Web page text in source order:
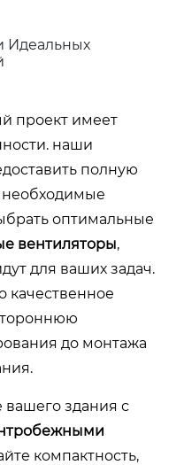
Идеальных
проект имеет
наши
полную
необходимые
оптимальные
вентиляторы,
для ваших задач.
качественное
до монтажа
вашего здания с
компактность,